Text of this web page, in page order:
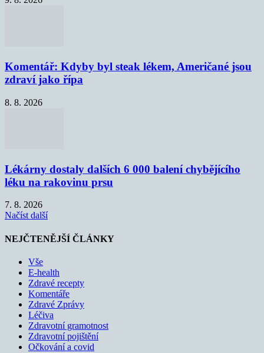
Komentář: Kdyby byl steak lékem, Američané jsou
zdraví jako řípa
8. 8. 2026
Lékárny dostaly dalších 6 000 balení chybějícího
léku na rakovinu prsu
7. 8. 2026
Načíst další
NEJČTENĚJŠÍ ČLÁNKY
Vše
E-health
Zdravé recepty
Komentáře
Zdravé Zprávy
Léčiva
Zdravotní gramotnost
Zdravotní pojištění
Očkování a covid